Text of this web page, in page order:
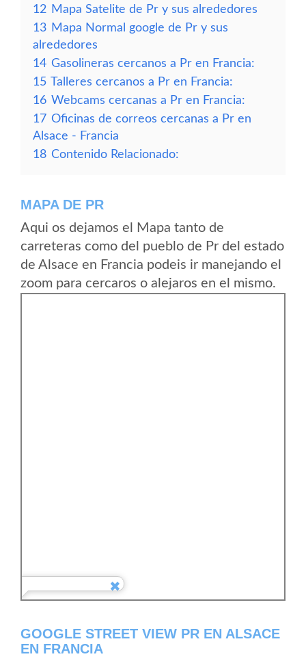
12 Mapa Satelite de Pr y sus alrededores
13 Mapa Normal google de Pr y sus
alrededores
14 Gasolineras cercanos a Pr en Francia:
15 Talleres cercanos a Pr en Francia:
16 Webcams cercanas a Pr en Francia:
17 Oficinas de correos cercanas a Pr en
Alsace - Francia
18 Contenido Relacionado:
MAPA DE PR
Aqui os dejamos el Mapa tanto de
carreteras como del pueblo de Pr del estado
de Alsace en Francia podeis ir manejando el
zoom para cercaros o alejaros en el mismo.
GOOGLE STREET VIEW PR EN ALSACE
EN FRANCIA